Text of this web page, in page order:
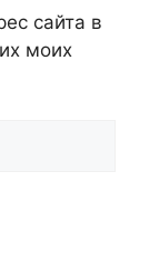
сайта в
моих